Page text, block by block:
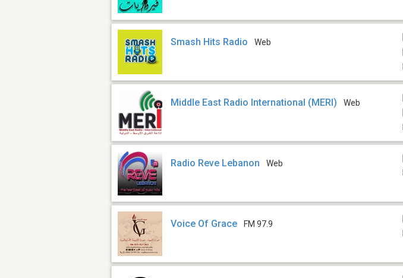
Smash Hits Radio Web
Middle East Radio International (MERI) Web
Radio Reve Lebanon Web
Voice Of Grace FM 97.9